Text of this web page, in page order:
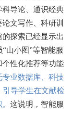
导论、通识经典
文写作、科研训
探索已经显示出
山小图”等智能服
性化推荐等功能
业数据库、科技
导学生在文献检
这说明，智能服